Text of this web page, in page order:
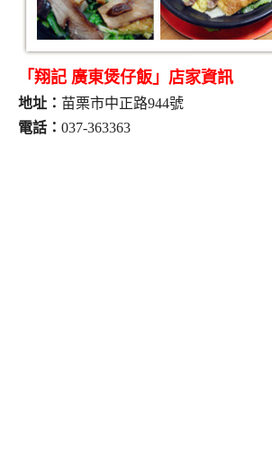
「翔記 廣東煲仔飯」店家資訊
地址： 苗栗市中正路944號
電話： 037-363363